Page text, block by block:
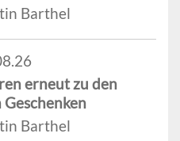
Barthel
erneut zu den
Barthel